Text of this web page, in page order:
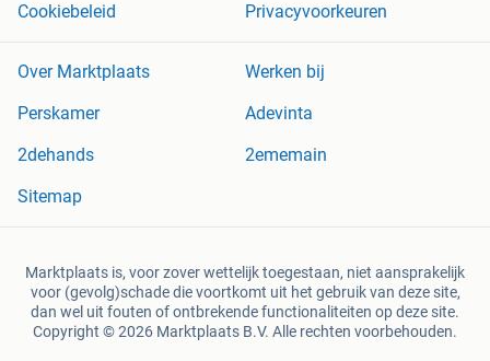
Cookiebeleid
Privacyvoorkeuren
Over Marktplaats
Werken bij
Perskamer
Adevinta
2dehands
2ememain
Sitemap
Marktplaats is, voor zover wettelijk toegestaan, niet aansprakelijk
voor (gevolg)schade die voortkomt uit het gebruik van deze site,
dan wel uit fouten of ontbrekende functionaliteiten op deze site.
Copyright © 2026 Marktplaats B.V. Alle rechten voorbehouden.